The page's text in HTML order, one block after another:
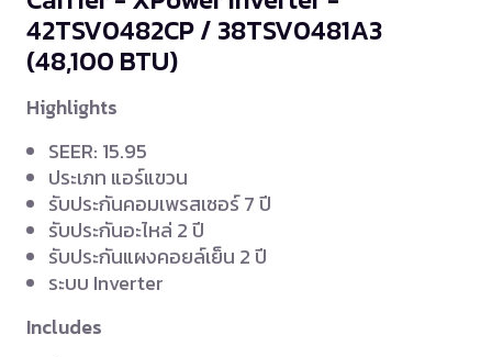
42TSV0482CP / 38TSV0481A3
(48,100 BTU)
Highlights
SEER: 15.95
ประเภท แอร์แขวน
รับประกันคอมเพรสเซอร์ 7 ปี
รับประกันอะไหล่ 2 ปี
รับประกันแผงคอยล์เย็น 2 ปี
ระบบ Inverter
Includes